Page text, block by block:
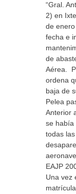
“Gral.
2) en
de enero
fecha e
de
Aérea.
ordena
baja de
Pelea
Anterior
se había
todas
EAJP
Una vez